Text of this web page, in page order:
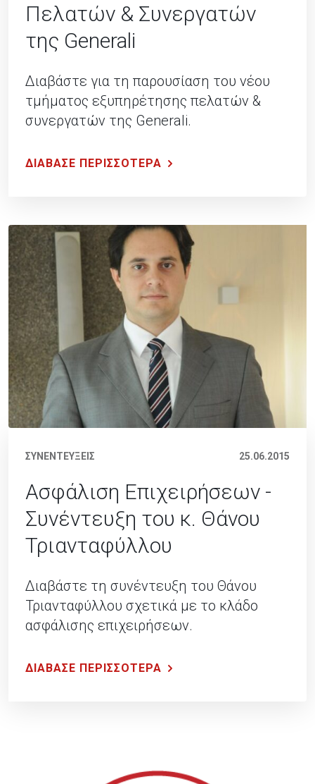
Πελατών & Συνεργατών
της Generali
Διαβάστε για τη παρουσίαση του νέου
τμήματος εξυπηρέτησης πελατών &
συνεργατών της Generali.
ΔΙΑΒΑΣΕ ΠΕΡΙΣΣΟΤΕΡΑ
ΣΥΝΕΝΤΕΥΞΕΙΣ 25.06.2015
Ασφάλιση Επιχειρήσεων -
Συνέντευξη του κ. Θάνου
Τριανταφύλλου
Διαβάστε τη συνέντευξη του Θάνου
Τριανταφύλλου σχετικά με το κλάδο
ασφάλισης επιχειρήσεων.
ΔΙΑΒΑΣΕ ΠΕΡΙΣΣΟΤΕΡΑ